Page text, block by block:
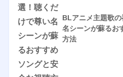
BLアニメ主題歌
名シーンが蘇るお
方法